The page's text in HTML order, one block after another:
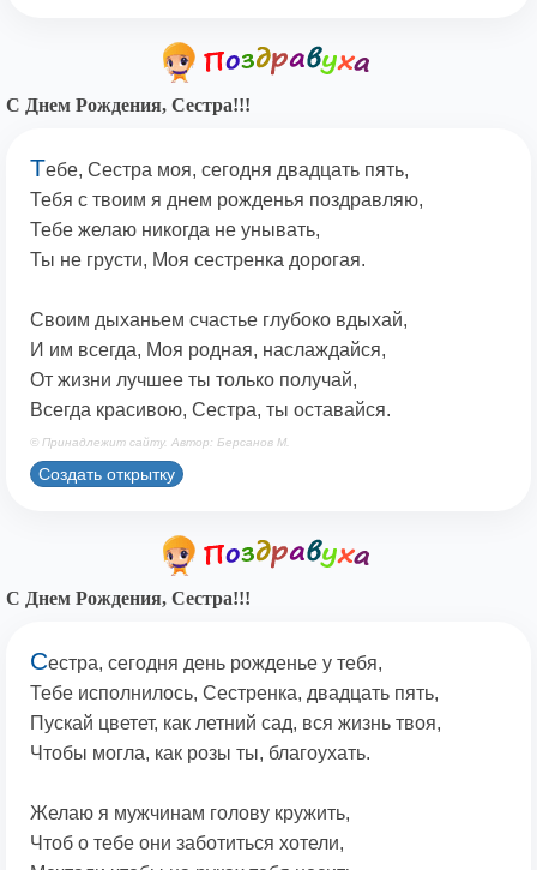
С Днем Рождения, Сестра!!!
Тебе, Сестра моя, сегодня двадцать пять,
Тебя с твоим я днем рожденья поздравляю,
Тебе желаю никогда не унывать,
Ты не грусти, Моя сестренка дорогая.
Своим дыханьем счастье глубоко вдыхай,
И им всегда, Моя родная, наслаждайся,
От жизни лучшее ты только получай,
Всегда красивою, Сестра, ты оставайся.
© Принадлежит сайту. Автор: Берсанов М.
Создать открытку
С Днем Рождения, Сестра!!!
Сестра, сегодня день рожденье у тебя,
Тебе исполнилось, Сестренка, двадцать пять,
Пускай цветет, как летний сад, вся жизнь твоя,
Чтобы могла, как розы ты, благоухать.
Желаю я мужчинам голову кружить,
Чтоб о тебе они заботиться хотели,